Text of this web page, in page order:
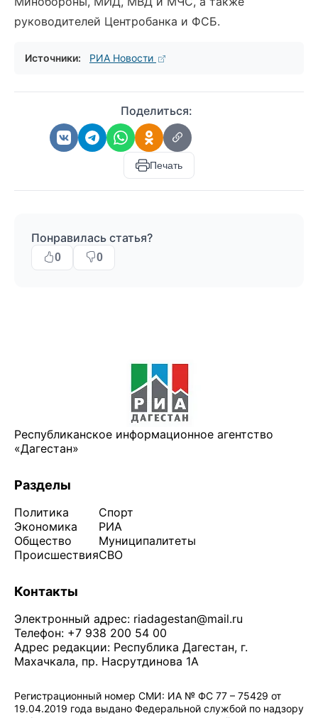
руководителей Центробанка и ФСБ.
Источники: РИА Новости
Поделиться:
Печать
Понравилась статья?
0 0
Республиканское информационное агентство
«Дагестан»
Разделы
Политика
Экономика
Общество
Происшествия
Спорт
РИА
Муниципалитеты
СВО
Контакты
Электронный адрес: riadagestan@mail.ru
Телефон: +7 938 200 54 00
Адрес редакции: Республика Дагестан, г.
Махачкала, пр. Насрутдинова 1А
Регистрационный номер СМИ: ИА № ФС 77 – 75429 от
19.04.2019 года выдано Федеральной службой по надзору